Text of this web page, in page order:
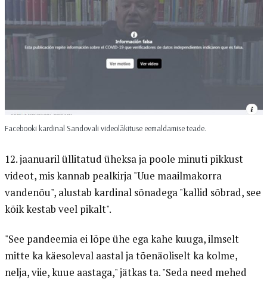
Facebooki kardinal Sandovali videoläkituse eemaldamise teade.
12. jaanuaril üllitatud üheksa ja poole minuti pikkust
videot, mis kannab pealkirja "Uue maailmakorra
vandenõu", alustab kardinal sõnadega "kallid sõbrad, see
kõik kestab veel pikalt".
"See pandeemia ei lõpe ühe ega kahe kuuga, ilmselt
mitte ka käesoleval aastal ja tõenäoliselt ka kolme,
nelja, viie, kuue aastaga," jätkas ta. "Seda need mehed